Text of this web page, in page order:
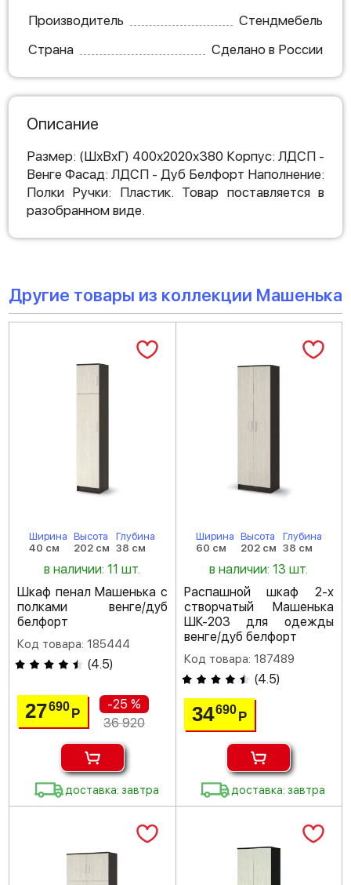
Производитель
Стендмебель
Страна
Сделано в России
Описание
Размер: (ШхВхГ) 400х2020х380 Корпус: ЛДСП -
Венге Фасад: ЛДСП - Дуб Белфорт Наполнение:
Полки Ручки: Пластик. Товар поставляется в
разобранном виде.
Другие товары из коллекции Машенька
Ширина
40 см
Высота
202 см
Глубина
38 см
в наличии: 11 шт.
Шкаф пенал Машенька с
полками венге/дуб
белфорт
Код товара: 185444
(4.5)
27690Р
-25 %
36 920
доставка: завтра
Ширина
60 см
Высота
202 см
Глубина
38 см
в наличии: 13 шт.
Распашной шкаф 2-х
створчатый Машенька
ШК-203 для одежды
венге/дуб белфорт
Код товара: 187489
(4.5)
34690 Р
доставка: завтра